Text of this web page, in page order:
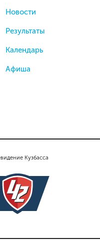
Кузбасса
Новости
Результаты
Календарь
Афиша